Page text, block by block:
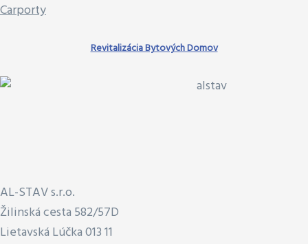
Carporty
Revitalizácia Bytových Domov
AL-STAV s.r.o.
Žilinská cesta 582/57D
Lietavská Lúčka 013 11